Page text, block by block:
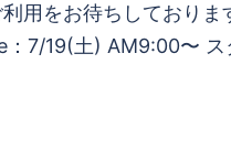
用をお待ちしておりま
：7/19(土) AM9:00〜 ス